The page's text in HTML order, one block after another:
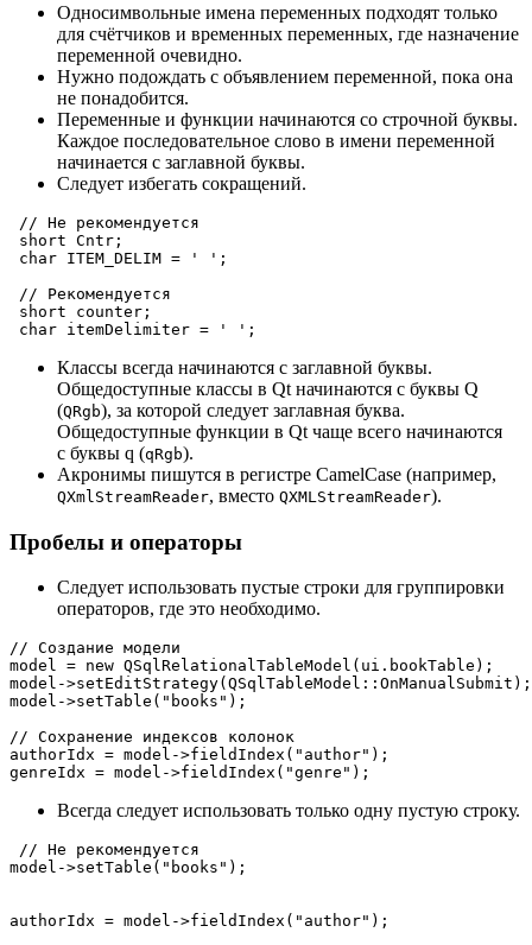
Односимвольные имена переменных подходят только
для счётчиков и временных переменных, где назначение
переменной очевидно.
Нужно подождать с объявлением переменной, пока она
не понадобится.
Переменные и функции начинаются со строчной буквы.
Каждое последовательное слово в имени переменной
начинается с заглавной буквы.
Следует избегать сокращений.
// Не рекомендуется
short Cntr;
char ITEM_DELIM = ' ' ;
// Рекомендуется
short counter;
char itemDelimiter = ' '
Классы всегда начинаются с заглавной буквы.
Общедоступные классы в Qt начинаются с буквы Q
(QRgb), за которой следует заглавная буква.
Общедоступные функции в Qt чаще всего начинаются
с буквы q (qRgb).
Акронимы пишутся в регистре CamelCase (например,
QXmlStreamReader, вместо QXMLStreamReader).
Пробелы и операторы
Следует использовать пустые строки для группировки
операторов, где это необходимо.
// Создание модели
model = new QSqlRelationalTableModel (ui.bookTable);
model->setEditStrategy(QSqlTableModel::OnManualSubmit);
model->setTable ( "books" );
// Сохранение индексов колонок
authorIdx = model->fieldIndex ( "author" );
genreIdx = model->fieldIndex ( "genre"
Всегда следует использовать только одну пустую строку.
// Не рекомендуется
model->setTable ( "books" );
authorIdx = model->fieldIndex ( "author" );